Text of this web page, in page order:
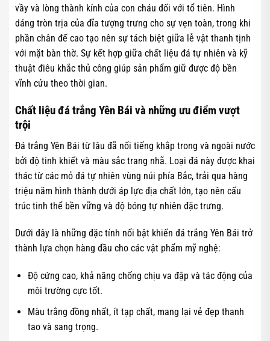
vầy và lòng thành kính của con cháu đối với tổ tiên. Hình
dáng tròn trịa của đĩa tượng trưng cho sự vẹn toàn, trong khi
phần chân đế cao tạo nên sự tách biệt giữa lễ vật thanh tịnh
với mặt bàn thờ. Sự kết hợp giữa chất liệu đá tự nhiên và kỹ
thuật điêu khắc thủ công giúp sản phẩm giữ được độ bền
vĩnh cửu theo thời gian.
Chất liệu đá trắng Yên Bái và những ưu điểm vượt
trội
Đá trắng Yên Bái từ lâu đã nổi tiếng khắp trong và ngoài nước
bởi độ tinh khiết và màu sắc trang nhã. Loại đá này được khai
thác từ các mỏ đá tự nhiên vùng núi phía Bắc, trải qua hàng
triệu năm hình thành dưới áp lực địa chất lớn, tạo nên cấu
trúc tinh thể bền vững và độ bóng tự nhiên đặc trưng.
Dưới đây là những đặc tính nổi bật khiến đá trắng Yên Bái trở
thành lựa chọn hàng đầu cho các vật phẩm mỹ nghệ:
Độ cứng cao, khả năng chống chịu va đập và tác động của
môi trường cực tốt.
Màu trắng đồng nhất, ít tạp chất, mang lại vẻ đẹp thanh
tao và sang trọng.